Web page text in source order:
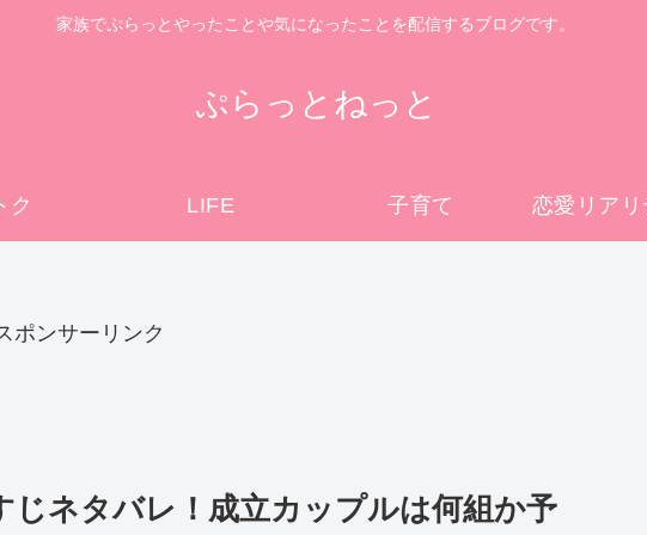
家族でぷらっとやったことや気になったことを配信するブログです。
ぷらっとねっと
ク LIFE 子育て 恋愛リアリ
ポンサーリンク
ネタバレ！成立カップルは何組か予